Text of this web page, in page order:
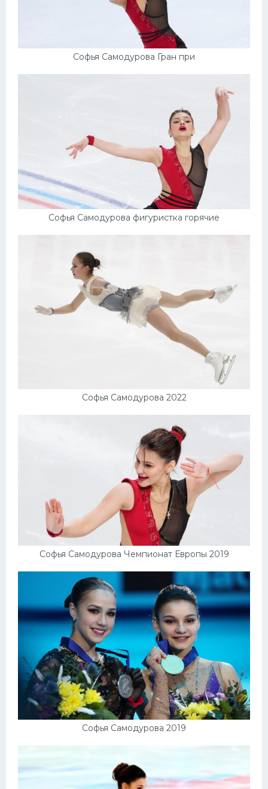
Софья Самодурова Гран при
Софья Самодурова фигуристка горячие
Софья Самодурова 2022
Софья Самодурова Чемпионат Европы 2019
Софья Самодурова 2019